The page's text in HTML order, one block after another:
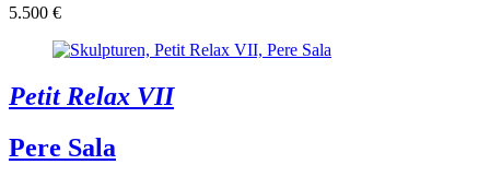
5.500 €
Petit Relax VII
Pere Sala